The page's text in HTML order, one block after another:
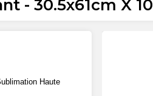
- 30.5x61cm X 10
Haute